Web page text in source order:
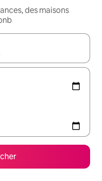
des maisons
les flèches vers le